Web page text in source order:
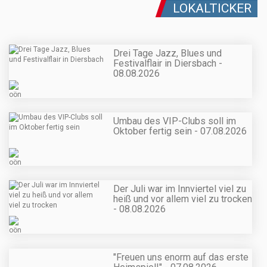
LOKALTICKER
Drei Tage Jazz, Blues und
Festivalflair in Diersbach -
08.08.2026
Umbau des VIP-Clubs soll im
Oktober fertig sein - 07.08.2026
Der Juli war im Innviertel viel zu
heiß und vor allem viel zu trocken
- 08.08.2026
"Freuen uns enorm auf das erste